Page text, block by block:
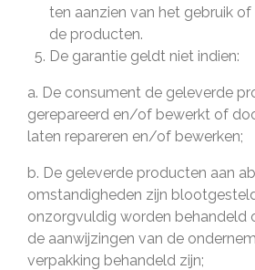
ten aanzien van het gebruik
de producten.
De garantie geldt niet indien:
a. De consument de geleverde
gerepareerd en/of bewerkt of
laten repareren en/of bewerken;
b. De geleverde producten aan
omstandigheden zijn
onzorgvuldig worden behandeld
de aanwijzingen van de
verpakking behandeld zijn;